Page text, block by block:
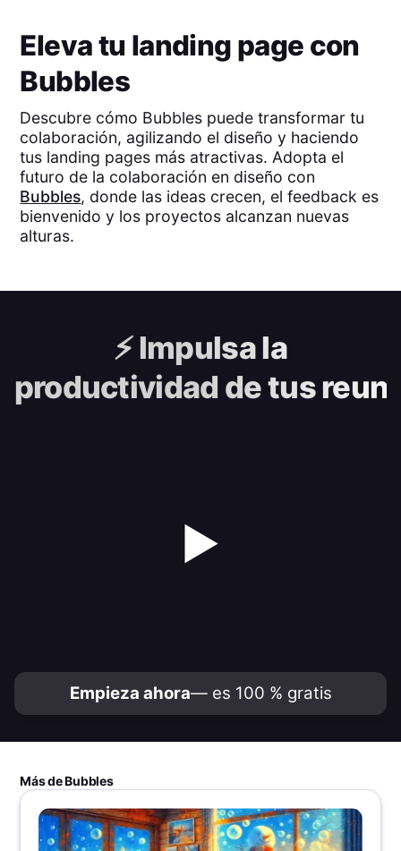
Eleva tu landing page con
Bubbles
Descubre cómo Bubbles puede transformar tu
colaboración, agilizando el diseño y haciendo
tus landing pages más atractivas. Adopta el
futuro de la colaboración en diseño con
Bubbles, donde las ideas crecen, el feedback es
bienvenido y los proyectos alcanzan nuevas
alturas.
⚡️Impulsa la
productividad de tus
▶
Empieza ahora— es 100 % gratis
Más de Bubbles